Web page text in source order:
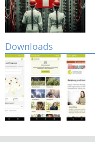
Downloads